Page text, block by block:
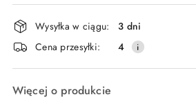
Dostępność
i
dostawa
Wysyłka w ciągu:
3 dni
Cena przesyłki:
4
Więcej o produkcie